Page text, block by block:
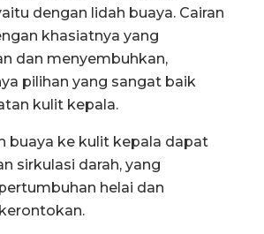
dengan lidah buaya. Cairan
khasiatnya yang
dan menyembuhkan,
pilihan yang sangat baik
kulit kepala.
buaya ke kulit kepala dapat
sirkulasi darah, yang
helai dan